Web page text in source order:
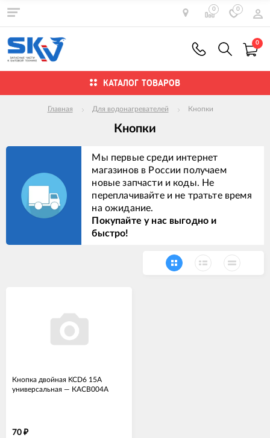
0 0
0
КАТАЛОГ ТОВАРОВ
Главная Для водонагревателей Кнопки
Кнопки
Мы первые среди интернет
магазинов в России получаем
новые запчасти и коды. Не
переплачивайте и не тратьте время
на ожидание.
Покупайте у нас выгодно и
быстро!
Кнопка двойная KCD6 15A
универсальная — КАСВ004А
70 ₽